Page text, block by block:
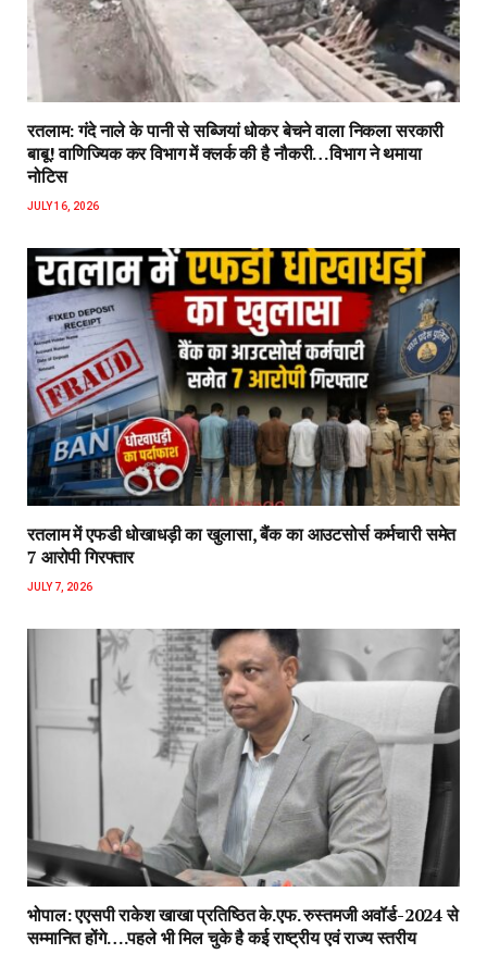
रतलाम: गंदे नाले के पानी से सब्जियां धोकर बेचने वाला निकला सरकारी
बाबू! वाणिज्यिक कर विभाग में क्लर्क की है नौकरी…विभाग ने थमाया
नोटिस
JULY 16, 2026
रतलाम में एफडी धोखाधड़ी का खुलासा, बैंक का आउटसोर्स कर्मचारी समेत
7 आरोपी गिरफ्तार
JULY 7, 2026
भोपाल: एएसपी राकेश‌ खाखा प्रतिष्ठित के.एफ. रुस्तमजी अवॉर्ड-2024 से
सम्मानित होंगे….पहले भी मिल चुके है कई राष्ट्रीय एवं राज्य स्तरीय